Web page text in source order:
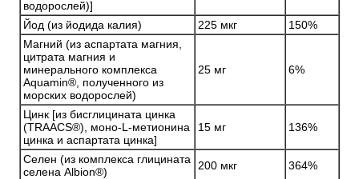
водорослей)]
Йод (из йодида калия) 225 мкг
150%
Магний (из аспартата магния,
цитрата магния и
минерального комплекса
Aquamin®, полученного из
морских водорослей)
25 мг 6%
Цинк [из бисглицината цинка
(TRAACS®), моно-L-метионина
цинка и аспартата цинка]
15 мг 136%
Селен (из комплекса глицината
селена Albion®)
200 мкг
364%